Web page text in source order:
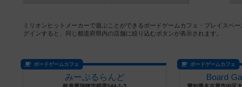
ミリオンヒットメーカーで遊ぶことができるボードゲームカフェ・プレイスペ
グインすると、同じ都道府県内の店舗に絞り込むボタンが表示されます。
ボードゲームカフェ
みーぷるらんど
ボードゲームカフェ
Board